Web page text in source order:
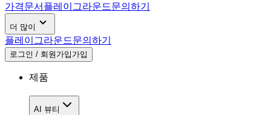
가격문서 플레이그라운드문의하기
더 많이
플레이그라운드문의하기
로그인 / 회원가입 가입
제품
AI 뷰티